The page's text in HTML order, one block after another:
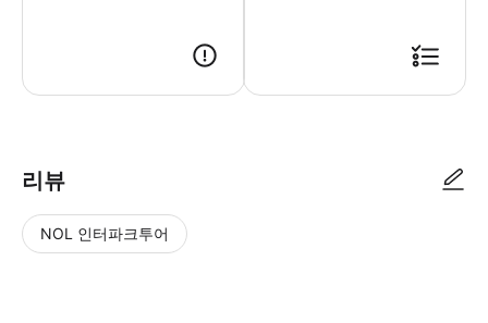
리뷰
NOL 인터파크투어